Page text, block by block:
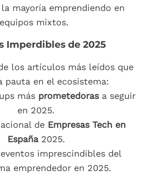
mayoría emprendiendo en
equipos mixtos.
Imperdibles de 2025
los artículos más leídos que
pauta en el ecosistema:
más prometedorasa seguir
en 2025.
de Empresas Tech en
España2025.
imprescindibles del
emprendedor en 2025.